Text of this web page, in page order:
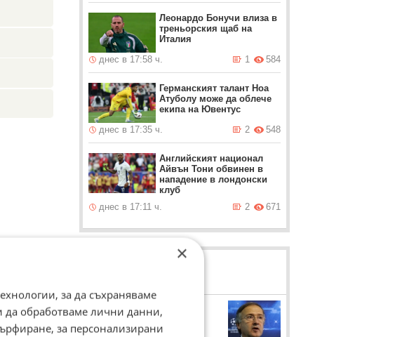
Леонардо Бонучи влиза в
треньорския щаб на
Италия
днес в 17:58 ч.
584
1
Германският талант Ноа
Атуболу може да облече
екипа на Ювентус
днес в 17:35 ч.
548
2
Английският национал
Айвън Тони обвинен в
нападение в лондонски
клуб
днес в 17:11 ч.
671
2
Георги
Дерменджиев
×
за да съхраняваме
да обработваме лични данни,
за персонализирани